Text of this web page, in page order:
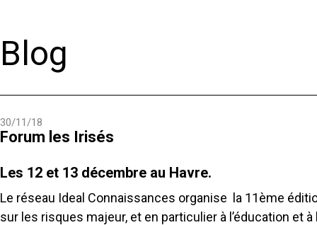
Blog
30/11/18
Forum les Irisés
Les 12 et 13 décembre au Havre.
Le réseau Ideal Connaissances organise la 11ème
sur les risques majeur, et en particulier à l’éducation et